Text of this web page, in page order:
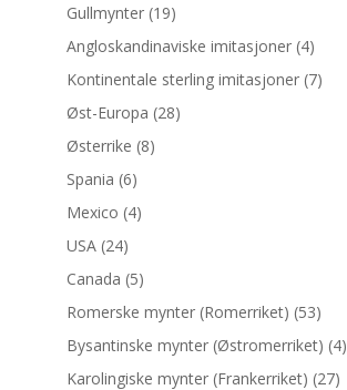
Gullmynter (19)
Angloskandinaviske imitasjoner (4)
Kontinentale sterling imitasjoner (7)
Øst-Europa (28)
Østerrike (8)
Spania (6)
Mexico (4)
USA (24)
Canada (5)
Romerske mynter (Romerriket) (53)
Bysantinske mynter (Østromerriket) (4)
Karolingiske mynter (Frankerriket) (27)